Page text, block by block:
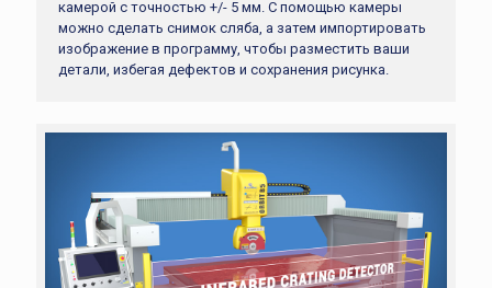
камерой с точностью +/- 5 мм. С помощью камеры
можно сделать снимок сляба, а затем импортировать
изображение в программу, чтобы разместить ваши
детали, избегая дефектов и сохранения рисунка.